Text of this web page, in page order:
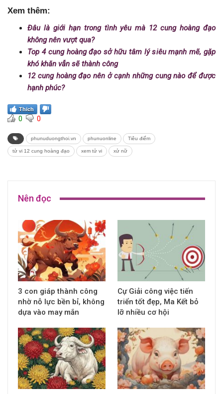
Xem thêm:
Đâu là giới hạn trong tình yêu mà 12 cung hoàng đạo
không nên vượt qua?
Top 4 cung hoàng đạo sở hữu tâm lý siêu mạnh mẽ, gặp
khó khăn vẫn sẽ thành công
12 cung hoàng đạo nên ở cạnh những cung nào để được
hạnh phúc?
Thích
0 0
phunuduongthoi.vn phunuonline Tiêu điểm
tử vi 12 cung hoàng đạo xem tử vi xử nữ
Nên đọc
3 con giáp thành công
nhờ nỗ lực bền bỉ, không
dựa vào may mắn
Cự Giải công việc tiến
triển tốt đẹp, Ma Kết bỏ
lỡ nhiều cơ hội